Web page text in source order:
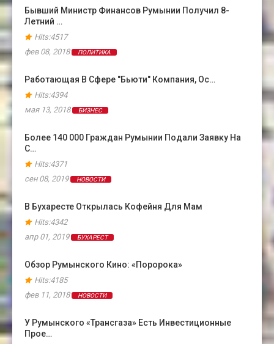
Бывший Министр Финансов Румынии Получил 8-
Летний …
Hits:4517
фев 08, 2018
ПОЛИТИКА
Работающая В Сфере "бьюти" Компания, Ос…
Hits:4394
мая 13, 2018
БИЗНЕС
Более 140 000 Граждан Румынии Подали Заявку На
С…
Hits:4371
сен 08, 2019
НОВОСТИ
В Бухаресте Открылась Кофейня Для Мам
Hits:4342
апр 01, 2019
БУХАРЕСТ
Обзор Румынского Кино: «Поророка»
Hits:4185
фев 11, 2018
НОВОСТИ
У Румынского «Трансгаза» Есть Инвестиционные
Прое…